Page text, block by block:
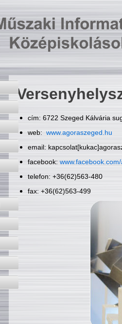
cím: 6722 Szeged Kálvária
web: www.agoraszeged.hu
email:
facebook:
telefon: +36(62)563-480
fax: +36(62)563-499